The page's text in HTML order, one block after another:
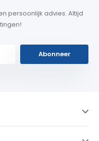
persoonlijk advies. Altijd
Abonneer